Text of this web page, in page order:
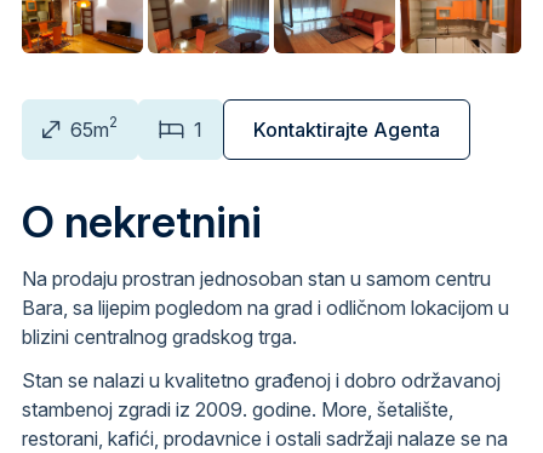
65m2 1 Kontaktirajte Agenta
O nekretnini
Na prodaju prostran jednosoban stan u samom centru
Bara, sa lijepim pogledom na grad i odličnom lokacijom u
blizini centralnog gradskog trga.
Stan se nalazi u kvalitetno građenoj i dobro održavanoj
stambenoj zgradi iz 2009. godine. More, šetalište,
restorani, kafići, prodavnice i ostali sadržaji nalaze se na